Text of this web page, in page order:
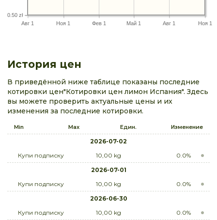
Авг 1 Ноя 1 Фев 1 Май 1 Авг 1 Ноя 1
0.50 zł
История цен
В приведённой ниже таблице показаны последние
котировки цен"Котировки цен лимон Испания". Здесь
вы можете проверить актуальные цены и их
изменения за последние котировки.
Min Max Един. Изменение
2026-07-02
Купи подписку
10,00 kg
0.0%
2026-07-01
Купи подписку
10,00 kg
0.0%
2026-06-30
Купи подписку
10,00 kg
0.0%